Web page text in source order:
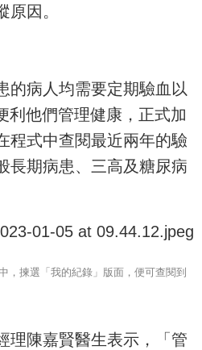
因。
的病人均需要定期驗血以
利他們管理健康，正式加
程式中查閱最近兩年的驗
長期病患、三高及糖尿病
，揀選「我的紀錄」版面，便可查閱到
理陳嘉賢醫生表示，「管